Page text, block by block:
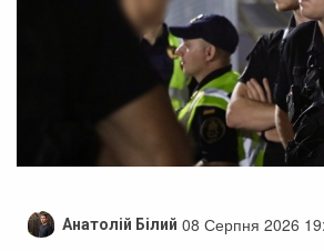
Анатолій Білий 08 Серпня 2026